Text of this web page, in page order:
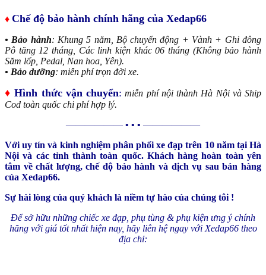
♦ Chế độ bảo hành chính hãng của Xedap66
• Bảo hành: Khung 5 năm, Bộ chuyển động + Vành + Ghi đông
Pô tăng 12 tháng, Các linh kiện khác 06 tháng (Không bảo hành
Săm lốp, Pedal, Nan hoa, Yên).
• Bảo dưỡng: miễn phí trọn đời xe.
♦ Hình thức vận chuyển: miễn phí nội thành Hà Nội và Ship
Cod toàn quốc chi phí hợp lý.
—————— • • • ——————
Với uy tín và kinh nghiệm phân phối xe đạp trên 10 năm tại Hà
Nội và các tỉnh thành toàn quốc. Khách hàng hoàn toàn yên
tâm về chất lượng, chế độ bảo hành và dịch vụ sau bán hàng
của Xedap66.
Sự hài lòng của quý khách là niềm tự hào của chúng tôi !
Để sở hữu những chiếc xe đạp, phụ tùng & phụ kiện ưng ý chính
hãng với giá tốt nhất hiện nay, hãy liên hệ ngay với Xedap66 theo
địa chỉ: